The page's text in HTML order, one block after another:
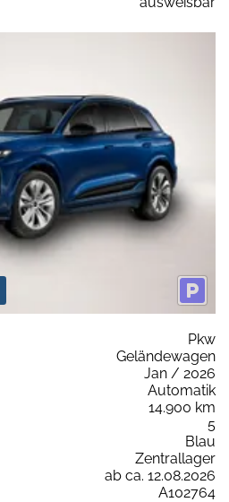
Pkw
Geländewagen
Jan / 2026
Automatik
14.900 km
5
Blau
Zentrallager
ab ca. 12.08.2026
A102764